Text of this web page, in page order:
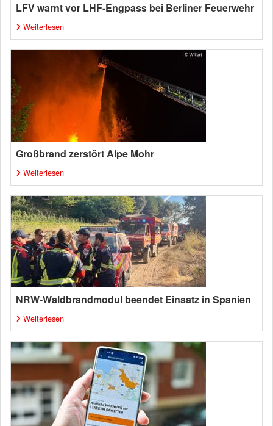
LFV warnt vor LHF-Engpass bei Berliner Feuerwehr
Weiterlesen
Großbrand zerstört Alpe Mohr
Weiterlesen
NRW-Waldbrandmodul beendet Einsatz in Spanien
Weiterlesen